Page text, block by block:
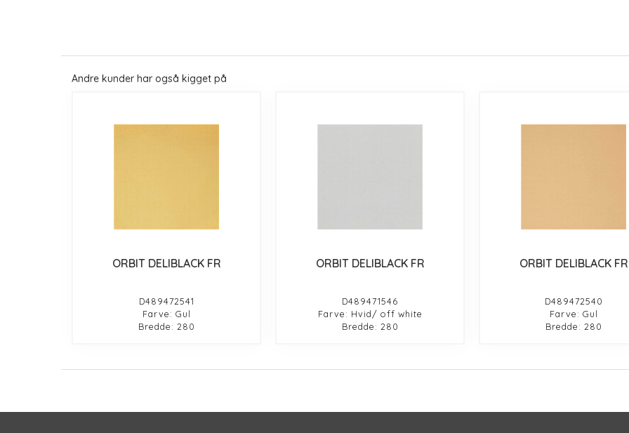
Andre kunder har også kigget på
ORBIT DELIBLACK FR
D489472541
Farve: Gul
Bredde: 280
ORBIT DELIBLACK FR
D489471546
Farve: Hvid/ off white
Bredde: 280
ORBIT DELIBLACK FR
D489472540
Farve: Gul
Bredde: 280